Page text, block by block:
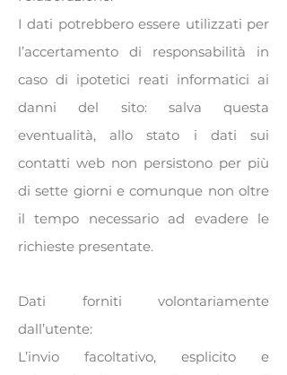
I dati potrebbero essere utilizzati per
l’accertamento di responsabilità in
caso di ipotetici reati informatici ai
danni del sito: salva questa
eventualità, allo stato i dati sui
contatti web non persistono per più
di sette giorni e comunque non oltre
il tempo necessario ad evadere le
richieste presentate.
Dati forniti volontariamente
dall’utente:
L’invio facoltativo, esplicito e